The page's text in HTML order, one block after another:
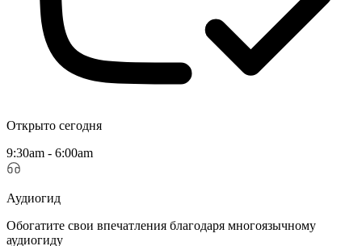
Открыто сегодня
9:30am - 6:00am
Аудиогид
Обогатите свои впечатления благодаря многоязычному
аудиогиду